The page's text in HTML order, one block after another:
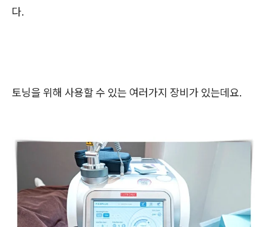
다.
토닝을 위해 사용할 수 있는 여러가지 장비가 있는데요.